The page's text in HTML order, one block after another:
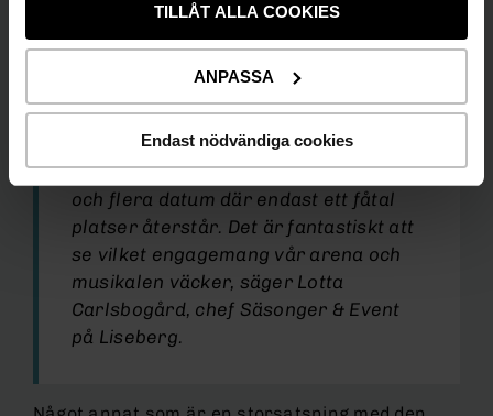
TILLÅT ALLA COOKIES
ANPASSA
Endast nödvändiga cookies
förvandling, en satsning vi på Liseberg
är väldigt stolta över. Intresset har
varit enormt, med många
föreställningar som redan är slutsålda
och flera datum där endast ett fåtal
platser återstår. Det är fantastiskt att
se vilket engagemang vår arena och
musikalen väcker, säger Lotta
Carlsbogård, chef Säsonger & Event
på Liseberg.